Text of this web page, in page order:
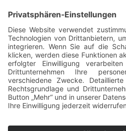
Instagram
Cookie-